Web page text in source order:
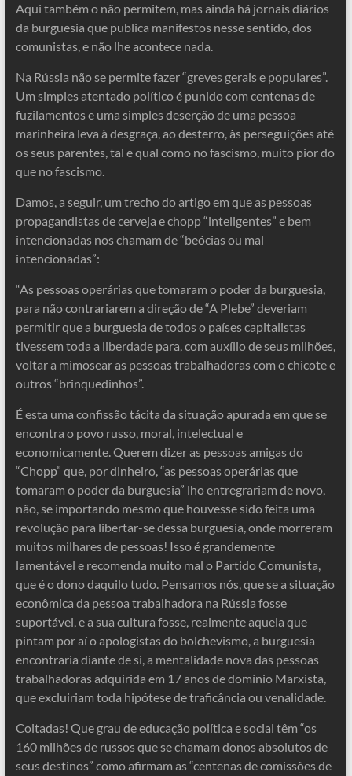
Aqui também o não permitem, mas ainda há jornais diários
da burguesia que publica manifestos nesse sentido, dos
comunistas, e não lhe acontece nada.
Na Rússia não se permite fazer “greves gerais e populares”.
Um simples atentado político é punido com centenas de
fuzilamentos e uma simples deserção de uma pessoa
marinheira leva à desgraça, ao desterro, às perseguições até
os seus parentes, tal e qual como no fascismo, muito pior do
que no fascismo.
Damos, a seguir, um trecho do artigo em que as pessoas
propagandistas de cerveja e chopp “inteligentes” e bem
intencionadas nos chamam de “beócias ou mal
intencionadas”:
“As pessoas operárias que tomaram o poder da burguesia,
para não contrariarem a direção de “A Plebe” deveriam
permitir que a burguesia de todos o países capitalistas
tivessem toda a liberdade para, com auxílio de seus milhões,
voltar a mimosear as pessoas trabalhadoras com o chicote e
outros “brinquedinhos”.
É esta uma confissão tácita da situação apurada em que se
encontra o povo russo, moral, intelectual e
economicamente. Querem dizer as pessoas amigas do
“Chopp” que, por dinheiro, “as pessoas operárias que
tomaram o poder da burguesia” lho entregrariam de novo,
não, se importando mesmo que houvesse sido feita uma
revolução para libertar-se dessa burguesia, onde morreram
muitos milhares de pessoas! Isso é grandemente
lamentável e recomenda muito mal o Partido Comunista,
que é o dono daquilo tudo. Pensamos nós, que se a situação
econômica da pessoa trabalhadora na Rússia fosse
suportável, e a sua cultura fosse, realmente aquela que
pintam por aí o apologistas do bolchevismo, a burguesia
encontraria diante de si, a mentalidade nova das pessoas
trabalhadoras adquirida em 17 anos de domínio Marxista,
que excluiriam toda hipótese de traficância ou venalidade.
Coitadas! Que grau de educação política e social têm “os
160 milhões de russos que se chamam donos absolutos de
seus destinos” como afirmam as “centenas de comissões de